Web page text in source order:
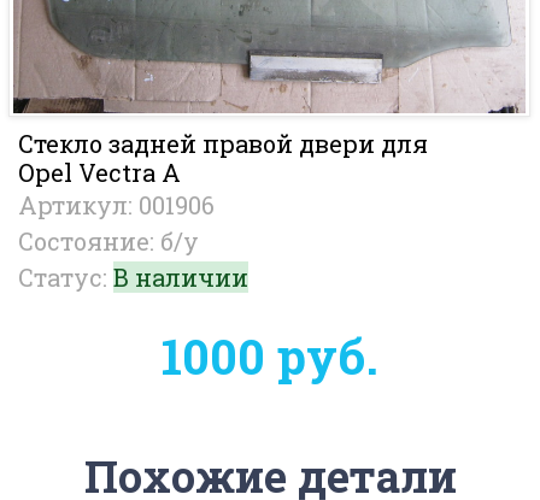
Стекло задней правой двери для
Opel Vectra A
Артикул: 001906
Состояние: б/у
Статус: В наличии
1000 руб.
Похожие детали